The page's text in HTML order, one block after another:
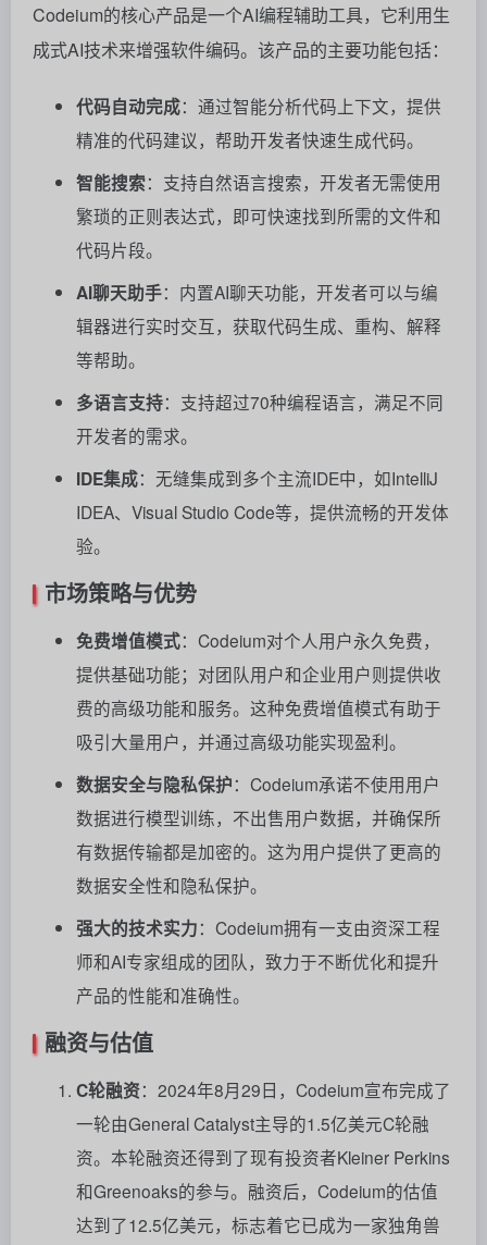
Codeium的核心产品是一个AI编程辅助工具，它利用生
成式AI技术来增强软件编码。该产品的主要功能包括：
代码自动完成：通过智能分析代码上下文，提供
精准的代码建议，帮助开发者快速生成代码。
智能搜索：支持自然语言搜索，开发者无需使用
繁琐的正则表达式，即可快速找到所需的文件和
代码片段。
AI聊天助手：内置AI聊天功能，开发者可以与编
辑器进行实时交互，获取代码生成、重构、解释
等帮助。
多语言支持：支持超过70种编程语言，满足不同
开发者的需求。
IDE集成：无缝集成到多个主流IDE中，如IntelliJ
IDEA、Visual Studio Code等，提供流畅的开发体
验。
市场策略与优势
免费增值模式：Codeium对个人用户永久免费，
提供基础功能；对团队用户和企业用户则提供收
费的高级功能和服务。这种免费增值模式有助于
吸引大量用户，并通过高级功能实现盈利。
数据安全与隐私保护：Codeium承诺不使用用户
数据进行模型训练，不出售用户数据，并确保所
有数据传输都是加密的。这为用户提供了更高的
数据安全性和隐私保护。
强大的技术实力：Codeium拥有一支由资深工程
师和AI专家组成的团队，致力于不断优化和提升
产品的性能和准确性。
融资与估值
C轮融资：2024年8月29日，Codeium宣布完成了
一轮由General Catalyst主导的1.5亿美元C轮融
资。本轮融资还得到了现有投资者Kleiner Perkins
和Greenoaks的参与。融资后，Codeium的估值
达到了12.5亿美元，标志着它已成为一家独角兽